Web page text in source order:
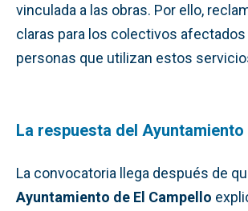
vinculada a las obras. Por ello,
claras para los colectivos afectados
personas que utilizan estos
La respuesta del Ayuntamiento
La convocatoria llega después de
Ayuntamiento de El Campello